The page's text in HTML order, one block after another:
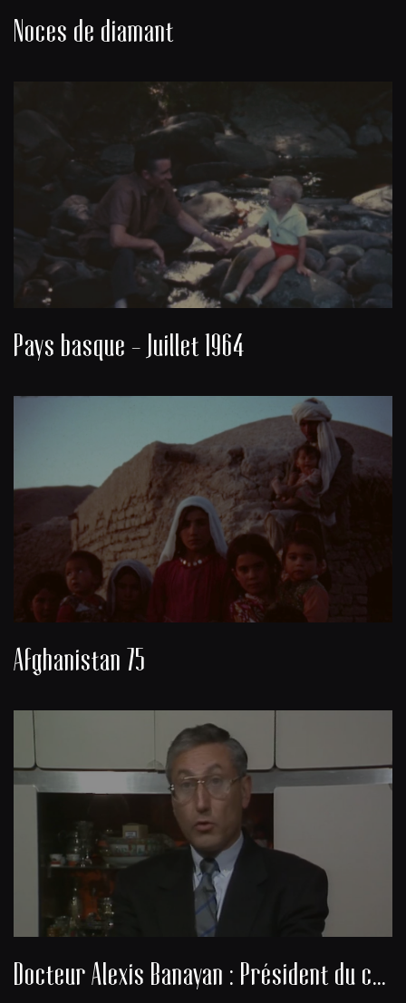
Noces de diamant
Pays basque - Juillet 1964
Afghanistan 75
Docteur Alexis Banayan : Président du consistoire de la communauté juive de Bordeaux